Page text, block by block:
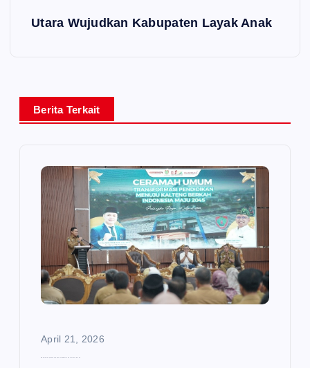
Utara Wujudkan Kabupaten Layak Anak
Berita Terkait
April 21, 2026